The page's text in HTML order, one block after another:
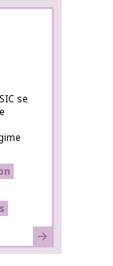
se
Learn more